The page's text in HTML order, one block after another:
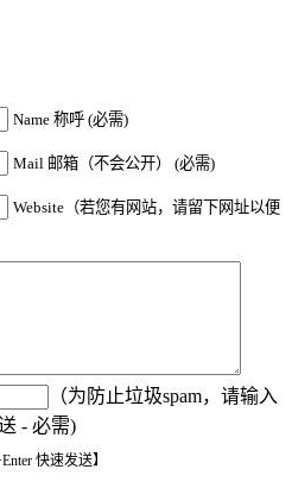
Name 称呼 (必需)
Mail 邮箱（不会公开） (必需)
Website（若您有网站，请留下网址以便
（为防止垃圾spam，请输入
- 必需)
快速发送】